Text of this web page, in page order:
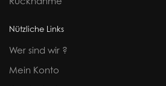
Nützliche Links
Wer sind wir ?
Mein Konto